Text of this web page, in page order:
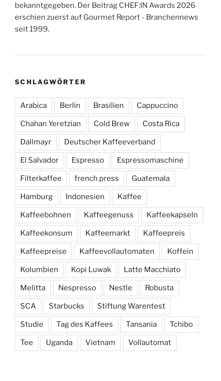
bekanntgegeben. Der Beitrag CHEF:IN Awards 2026
erschien zuerst auf Gourmet Report - Branchennews
seit 1999.
SCHLAGWÖRTER
Arabica Berlin Brasilien Cappuccino
Chahan Yeretzian Cold Brew Costa Rica
Dallmayr Deutscher Kaffeeverband
El Salvador Espresso Espressomaschine
Filterkaffee french press Guatemala
Hamburg Indonesien Kaffee
Kaffeebohnen Kaffeegenuss Kaffeekapseln
Kaffeekonsum Kaffeemarkt Kaffeepreis
Kaffeepreise Kaffeevollautomaten Koffein
Kolumbien Kopi Luwak Latte Macchiato
Melitta Nespresso Nestle Robusta
SCA Starbucks Stiftung Warentest
Studie Tag des Kaffees Tansania Tchibo
Tee Uganda Vietnam Vollautomat